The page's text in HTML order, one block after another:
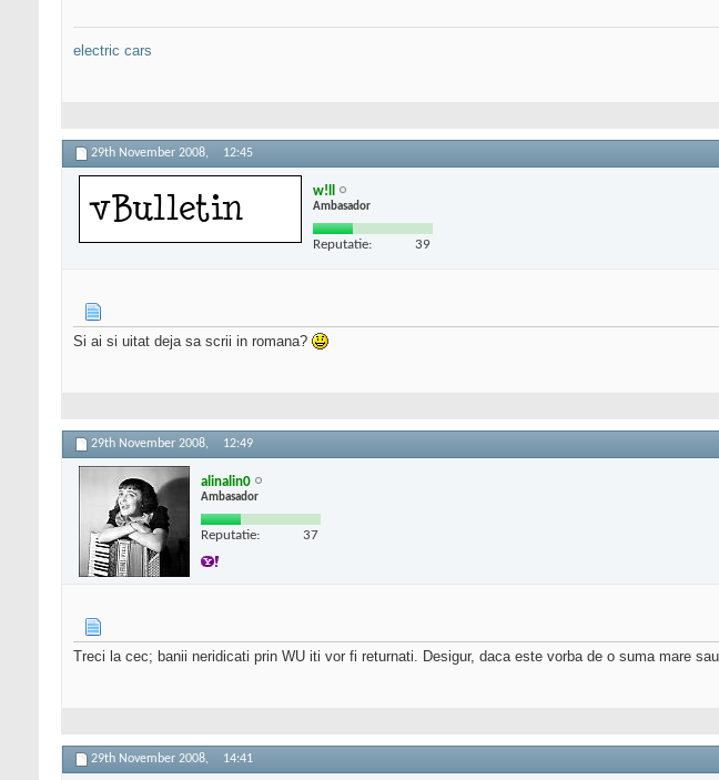
electric cars
29th November 2008, 12:45
w!ll
Ambasador
Reputatie: 39
Si ai si uitat deja sa scrii in romana?
29th November 2008, 12:49
alinalin0
Ambasador
Reputatie: 37
Treci la cec; banii neridicati prin WU iti vor fi returnati. Desigur, daca este vorba de o suma mare
29th November 2008, 14:41